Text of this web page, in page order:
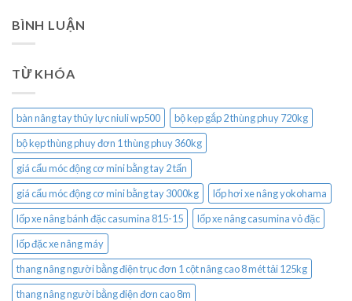
BÌNH LUẬN
TỪ KHÓA
bàn nâng tay thủy lực niuli wp500
bộ kẹp gắp 2 thùng phuy 720kg
bộ kẹp thùng phuy đơn 1 thùng phuy 360kg
giá cẩu móc động cơ mini bằng tay 2 tấn
giá cẩu móc động cơ mini bằng tay 3000kg
lốp hơi xe nâng yokohama
lốp xe nâng bánh đặc casumina 815-15
lốp xe nâng casumina vỏ đặc
lốp đặc xe nâng máy
thang nâng người bằng điện trục đơn 1 cột nâng cao 8 mét tải 125kg
thang nâng người bằng điện đơn cao 8m